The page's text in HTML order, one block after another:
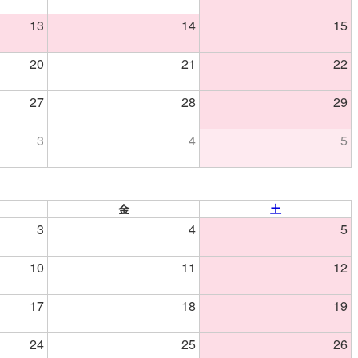
13 14 15
20 21 22
27 28 29
3 4 5
金 土
3 4 5
10 11 12
17 18 19
24 25 26